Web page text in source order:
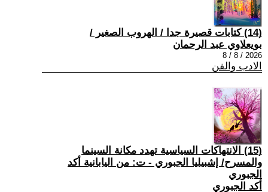
(14) كتابات قصيرة جدا / الهروب الصغير /
بويعلاوي عبد الرحمان
2026 / 8 / 8
الادب والفن
(15) الانتهاكات السياسية تهدد مكانة السينما
والمسرح/ إشبيليا الجبوري - ت: من اليابانية أكد
الجبوري
أكد الجبوري